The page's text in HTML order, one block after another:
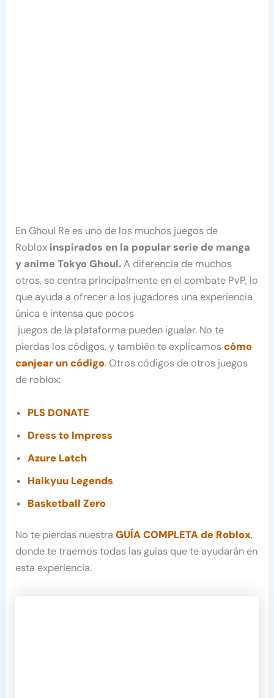
En Ghoul Re es uno de los muchos juegos de
Roblox inspirados en la popular serie de manga
y anime Tokyo Ghoul.A diferencia de muchos
otros, se centra principalmente en el combate PvP, lo
que ayuda a ofrecer a los jugadores una experiencia
única e intensa que pocos
juegos de la plataforma pueden igualar. No te
pierdas los códigos, y también te explicamoscómo
canjear un código. Otros códigos de otros juegos
de roblox:
PLS DONATE
Dress to Impress
Azure Latch
Haikyuu Legends
Basketball Zero
No te pierdas nuestraGUÍA COMPLETA de Roblox,
donde te traemos todas las guías que te ayudarán en
esta experiencia.